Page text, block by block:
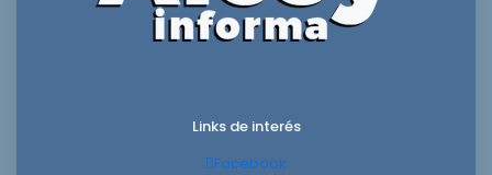
Links de interés
Facebook